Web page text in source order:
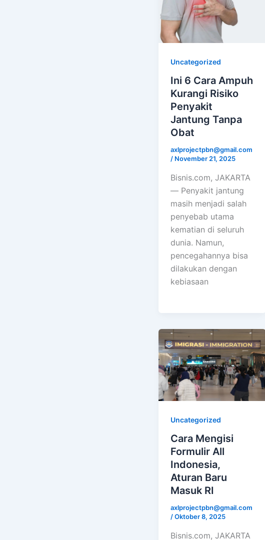
Uncategorized
Ini 6 Cara Ampuh
Kurangi Risiko
Penyakit
Jantung Tanpa
Obat
axlprojectpbn@gmail.com
/ November 21, 2025
Bisnis.com, JAKARTA
— Penyakit jantung
masih menjadi salah
penyebab utama
kematian di seluruh
dunia. Namun,
pencegahannya bisa
dilakukan dengan
kebiasaan
Uncategorized
Cara Mengisi
Formulir All
Indonesia,
Aturan Baru
Masuk RI
axlprojectpbn@gmail.com
/Oktober 8, 2025
Bisnis.com, JAKARTA